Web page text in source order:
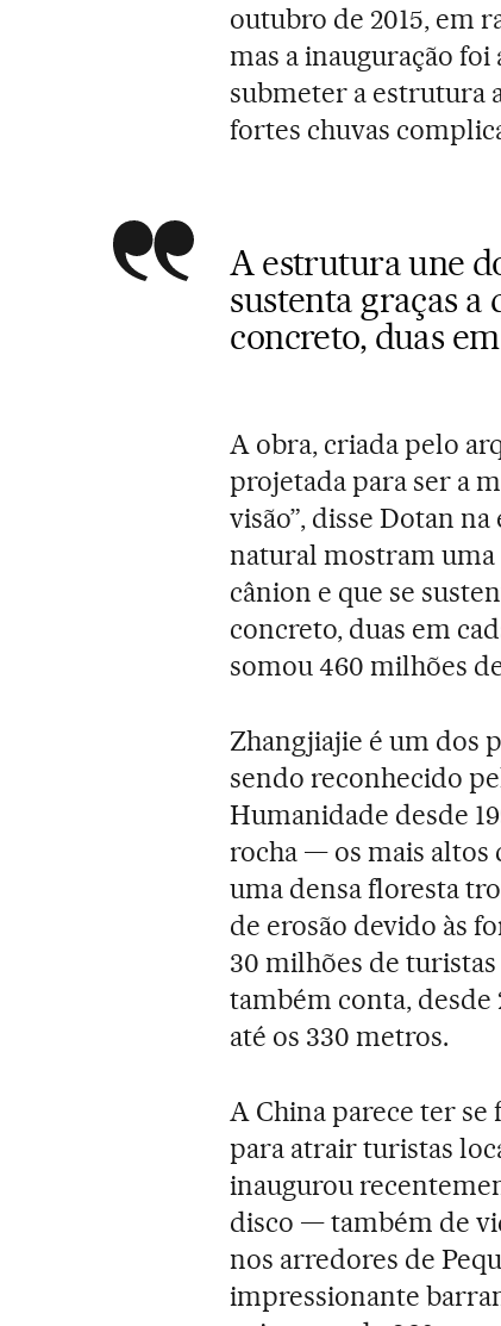
outubro de 2015, em
mas a inauguração
submeter a estrutura
fortes chuvas
A estrutura une
sustenta graças a
concreto, duas
A obra, criada pelo
projetada para ser a
visão”, disse Dotan
natural mostram uma
cânion e que se
concreto, duas em
somou 460 milhões
Zhangjiajie é um dos
sendo reconhecido
Humanidade desde
rocha — os mais altos
uma densa floresta
de erosão devido às
30 milhões de
também conta, desde
até os 330 metros.
A China parece ter
para atrair turistas
inaugurou
disco — também de
nos arredores de
impressionante